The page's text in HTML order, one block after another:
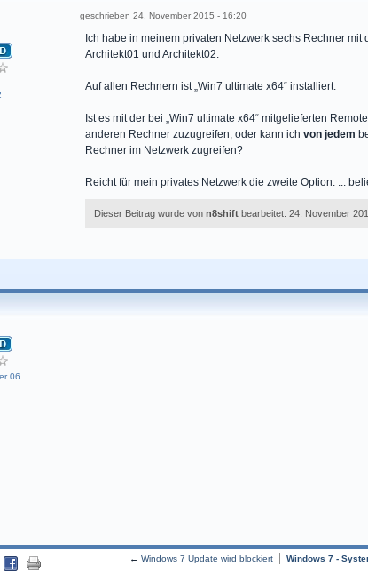
geschrieben 24. November 2015 - 16:20
Ich habe in meinem privaten Netzwerk sechs Rechner
Architekt01 und Architekt02.
Auf allen Rechnern ist „Win7 ultimate x64“ installiert.
Ist es mit der bei „Win7 ultimate x64“ mitgelieferten
anderen Rechner zuzugreifen, oder kann ich von jedem
Rechner im Netzwerk zugreifen?
Reicht für mein privates Netzwerk die zweite Option: ...
Dieser Beitrag wurde von n8shift bearbeitet: 24. November
06
← Windows 7 Update wird blockiert Windows 7 -